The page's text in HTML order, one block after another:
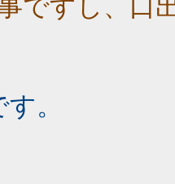
ですし、口
。